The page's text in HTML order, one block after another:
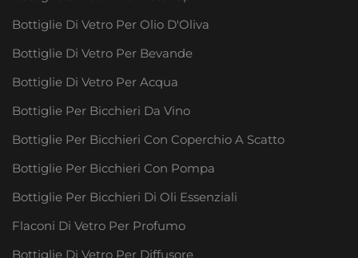
Bottiglie Di Vetro Per Olio D'Oliva
Bottiglie Di Vetro Per Bevande
Bottiglie Di Vetro Per Acqua
Bottiglie Per Bicchieri Da Vino
Bottiglie Per Bicchieri Con Coperchio A Scatto
Bottiglie Per Bicchieri Con Pompa
Bottiglie Per Bicchieri Di Oli Essenziali
Flaconi Di Vetro Per Profumo
Bottiglie Di Vetro Per Diffusore